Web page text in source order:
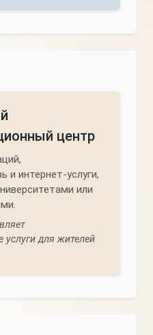
центр
и интернет-услуги,
или
для жителей